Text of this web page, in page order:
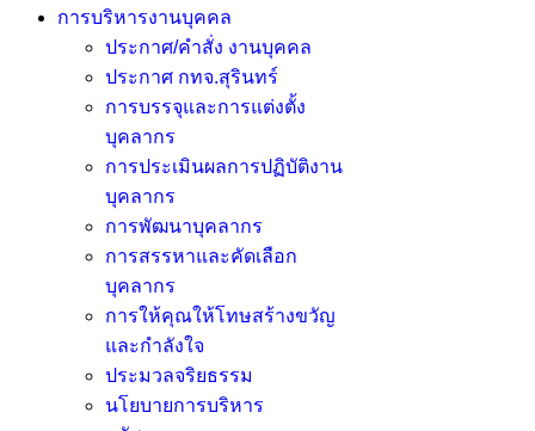
การบริหารงานบุคคล
ประกาศ/คำสั่ง งานบุคคล
ประกาศ กทจ.สุรินทร์
การบรรจุและการแต่งตั้ง
บุคลากร
การประเมินผลการปฏิบัติงาน
บุคลากร
การพัฒนาบุคลากร
การสรรหาและคัดเลือก
บุคลากร
การให้คุณให้โทษสร้างขวัญ
และกำลังใจ
ประมวลจริยธรรม
นโยบายการบริหาร